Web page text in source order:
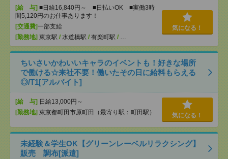
[給 与] ■日給16,840円～ ■日払いOK ■実働3時
間5,120円のお仕事あります！
[交通費]一部支給
[勤務地] 東京駅 / 水道橋駅 / 有楽町駅 /
気になる！
ちいさいかわいいキャラのイベントも！好きな場所
で働ける☆来社不要！働いたその日に給料もらえる
◎/T1[アルバイト]
[給 与] 日給13,000円～
[勤務地] 東京都町田市原町田（最寄り駅：町田駅） 気になる！
未経験＆学生OK【グリーンレーベルリラクシング】
販売 調布[派遣]